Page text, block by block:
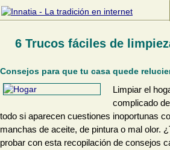
6 Trucos fáciles de
Consejos para que tu casa quede
Limpiar el
complicado
todo si aparecen cuestiones inoportunas
manchas de aceite, de pintura o mal olor.
probar con esta recopilación de consejos